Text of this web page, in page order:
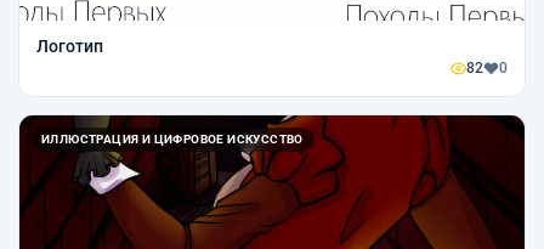
Логотип
82 0
ИЛЛЮСТРАЦИЯ И ЦИФРОВОЕ ИСКУССТВО